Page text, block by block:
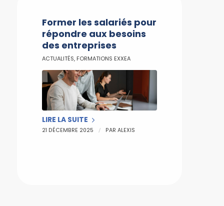
Former les salariés pour
répondre aux besoins
des entreprises
ACTUALITÉS, FORMATIONS EXXEA
LIRE LA SUITE
21 DÉCEMBRE 2025 / PAR ALEXIS